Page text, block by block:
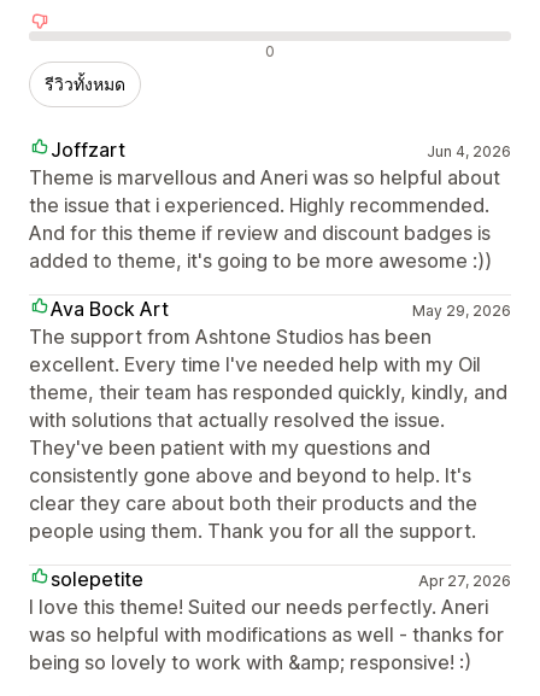
รีวิวเชิงลบ 0
รีวิวทั้งหมด
Joffzart Jun 4, 2026
Theme is marvellous and Aneri was so helpful about
the issue that i experienced. Highly recommended.
And for this theme if review and discount badges is
added to theme, it's going to be more awesome :))
Ava Bock Art
May 29, 2026
The support from Ashtone Studios has been
excellent. Every time I've needed help with my Oil
theme, their team has responded quickly, kindly, and
with solutions that actually resolved the issue.
They've been patient with my questions and
consistently gone above and beyond to help. It's
clear they care about both their products and the
people using them. Thank you for all the support.
solepetite
Apr 27, 2026
I love this theme! Suited our needs perfectly. Aneri
was so helpful with modifications as well - thanks for
being so lovely to work with &amp; responsive! :)